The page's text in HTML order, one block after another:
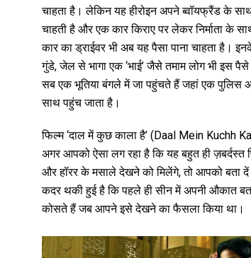
चाहता है। लेकिन यह हीरोइन अपने ब्वॉयफ्रैंड के
चाहती है और एक कार किराए पर लेकर निर्माता के
कार का ड्राईवर भी अब यह पैसा पाना चाहता है।
गुंडे, जेल से भागा एक ‘भाई’ जैसे तमाम लोग भी इस
सब एक भूतिया बंगले में जा पहुंचते हैं जहां एक पुलिस
साथ पहुंच जाता है।
फिल्म ‘दाल में कुछ काला है’ (Daal Mein Kuchh
अगर आपको ऐसा लग रहा है कि यह बहुत ही ज़बर्दस्त
और हॉरर के मसाले देखने को मिलेंगे, तो आपको बता
कदर थकी हुई है कि पहले ही सीन में अपनी औकात
कोसते हैं जब आपने इसे देखने का फैसला किया था।